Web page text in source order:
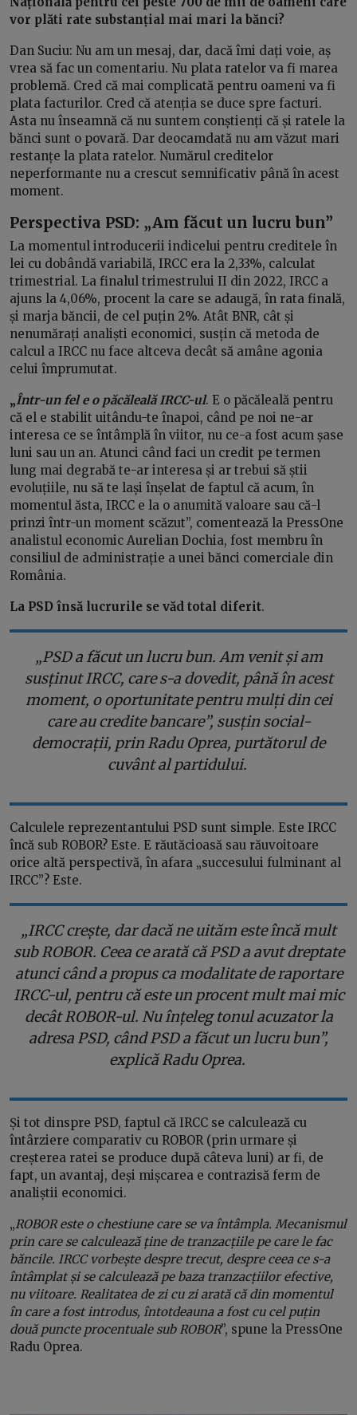
vor plăti rate substanțial mai mari la bănci?
Dan Suciu: Nu am un mesaj, dar, dacă îmi dați voie, aș
vrea să fac un comentariu. Nu plata ratelor va fi marea
problemă. Cred că mai complicată pentru oameni va fi
plata facturilor. Cred că atenția se duce spre facturi.
Asta nu înseamnă că nu suntem conștienți că și ratele la
bănci sunt o povară. Dar deocamdată nu am văzut mari
restanțe la plata ratelor. Numărul creditelor
neperformante nu a crescut semnificativ până în acest
moment.
Perspectiva PSD: „Am făcut un lucru bun”
La momentul introducerii indicelui pentru creditele în
lei cu dobândă variabilă, IRCC era la 2,33%, calculat
trimestrial. La finalul trimestrului II din 2022, IRCC a
ajuns la 4,06%, procent la care se adaugă, în rata finală,
și marja băncii, de cel puțin 2%. Atât BNR, cât și
nenumărați analiști economici, susțin că metoda de
calcul a IRCC nu face altceva decât să amâne agonia
celui împrumutat.
„Într-un fel e o păcăleală IRCC-ul. E o păcăleală pentru
că el e stabilit uitându-te înapoi, când pe noi ne-ar
interesa ce se întâmplă în viitor, nu ce-a fost acum șase
luni sau un an. Atunci când faci un credit pe termen
lung mai degrabă te-ar interesa și ar trebui să știi
evoluțiile, nu să te lași înșelat de faptul că acum, în
momentul ăsta, IRCC e la o anumită valoare sau că-l
prinzi într-un moment scăzut”, comentează la PressOne
analistul economic Aurelian Dochia, fost membru în
consiliul de administrație a unei bănci comerciale din
România.
La PSD însă lucrurile se văd total diferit.
„PSD a făcut un lucru bun. Am venit și am
susținut IRCC, care s-a dovedit, până în acest
moment, o oportunitate pentru mulți din cei
care au credite bancare”, susțin social-
democrații, prin Radu Oprea, purtătorul de
cuvânt al partidului.
Calculele reprezentantului PSD sunt simple. Este IRCC
încă sub ROBOR? Este. E răutăcioasă sau răuvoitoare
orice altă perspectivă, în afara „succesului fulminant al
IRCC”? Este.
„IRCC crește, dar dacă ne uităm este încă mult
sub ROBOR. Ceea ce arată că PSD a avut dreptate
atunci când a propus ca modalitate de raportare
IRCC-ul, pentru că este un procent mult mai mic
decât ROBOR-ul. Nu înțeleg tonul acuzator la
adresa PSD, când PSD a făcut un lucru bun”,
explică Radu Oprea.
Și tot dinspre PSD, faptul că IRCC se calculează cu
întârziere comparativ cu ROBOR (prin urmare și
creșterea ratei se produce după câteva luni) ar fi, de
fapt, un avantaj, deși mișcarea e contrazisă ferm de
analiștii economici.
„ROBOR este o chestiune care se va întâmpla. Mecanismul
prin care se calculează ține de tranzacțiile pe care le fac
băncile. IRCC vorbește despre trecut, despre ceea ce s-a
întâmplat și se calculează pe baza tranzacțiilor efective,
nu viitoare. Realitatea de zi cu zi arată că din momentul
în care a fost introdus, întotdeauna a fost cu cel puțin
două puncte procentuale sub ROBOR”, spune la PressOne
Radu Oprea.